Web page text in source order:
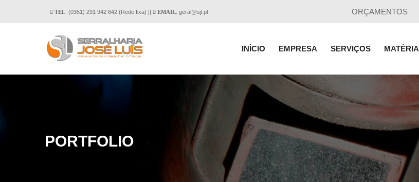
TEL: (0351) 291 942 642 (Rede fixa) || EMAIL: geral@sjl pt ORÇAMENTOS
INÍCIO EMPRESA SERVIÇOS
PORTFOLIO